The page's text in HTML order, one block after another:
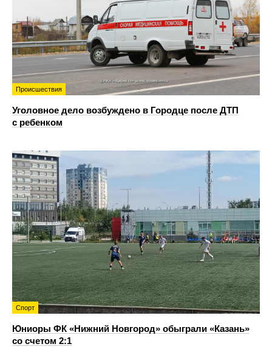
Происшествия
Уголовное дело возбуждено в Городце после ДТП
с ребенком
Спорт
Юниоры ФК «Нижний Новгород» обыграли «Казань»
со счетом 2:1